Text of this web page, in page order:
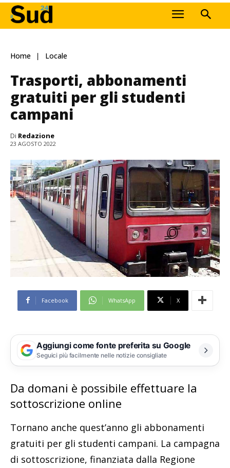
Home Locale
Trasporti, abbonamenti
gratuiti per gli studenti
campani
Di Redazione
23 AGOSTO 2022
Facebook WhatsApp X
Aggiungi come fonte preferita su Google
Seguici più facilmente nelle notizie consigliate
Da domani è possibile effettuare la
sottoscrizione online
Tornano anche quest’anno gli abbonamenti
gratuiti per gli studenti campani. La campagna
di sottoscrizione, finanziata dalla Regione